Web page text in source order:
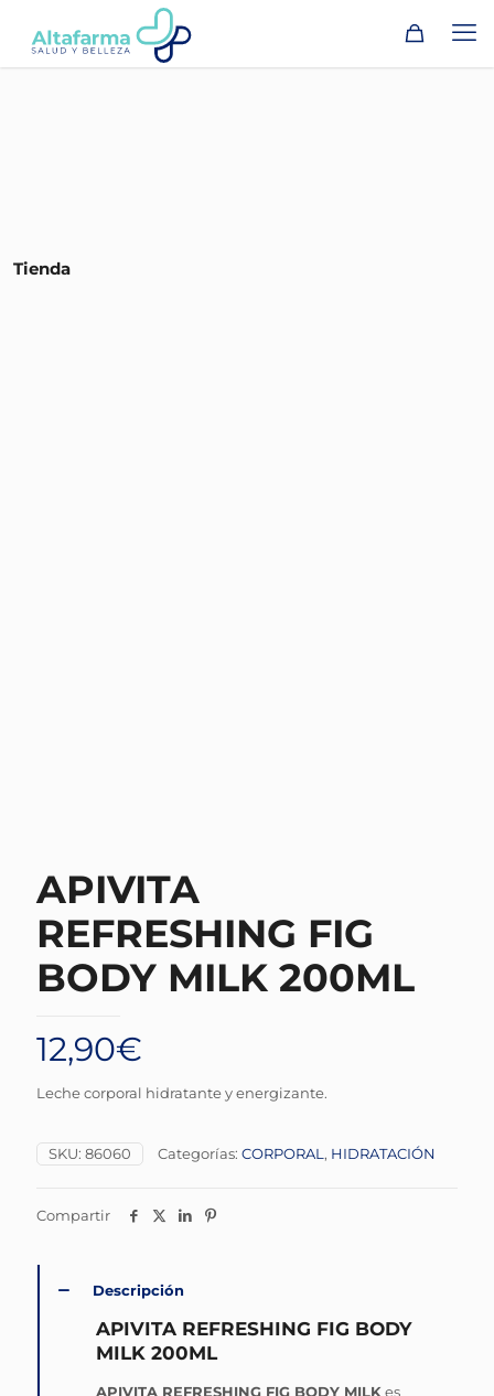
Tienda
APIVITA
REFRESHING FIG
BODY MILK 200ML
12,90€
Leche corporal hidratante y energizante.
SKU: 86060 Categorías: CORPORAL , HIDRATACIÓN
Compartir
Descripción
APIVITA REFRESHING FIG BODY
MILK 200ML
APIVITA REFRESHING FIG BODY MILK es